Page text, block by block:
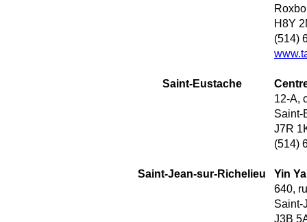
H8Y
(514)
Saint-Eustache
12-A,
Saint-
J7R
(514)
Saint-Jean-sur-Richelieu
Yin
640,
Saint-
J3B